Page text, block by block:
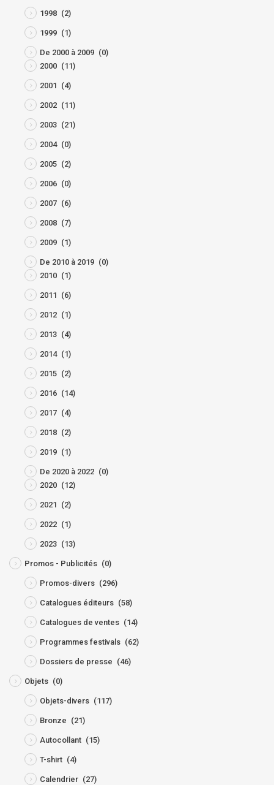
1998 (2)
1999 (1)
De 2000 à 2009 (0)
2000 (11)
2001 (4)
2002 (11)
2003 (21)
2004 (0)
2005 (2)
2006 (0)
2007 (6)
2008 (7)
2009 (1)
De 2010 à 2019 (0)
2010 (1)
2011 (6)
2012 (1)
2013 (4)
2014 (1)
2015 (2)
2016 (14)
2017 (4)
2018 (2)
2019 (1)
De 2020 à 2022 (0)
2020 (12)
2021 (2)
2022 (1)
2023 (13)
Promos - Publicités (0)
Promos-divers (296)
Catalogues éditeurs (58)
Catalogues de ventes (14)
Programmes festivals (62)
Dossiers de presse (46)
Objets (0)
Objets-divers (117)
Bronze (21)
Autocollant (15)
T-shirt (4)
Calendrier (27)